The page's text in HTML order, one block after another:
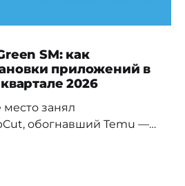
SM: как
приложений в
2026
занял
обогнавший Temu —
расстановка в